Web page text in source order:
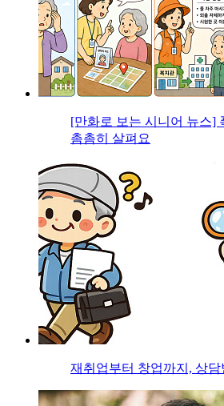
[만화로 보는 시니어 뉴스]
촘촘히 살펴요
재취업부터 창업까지, 상